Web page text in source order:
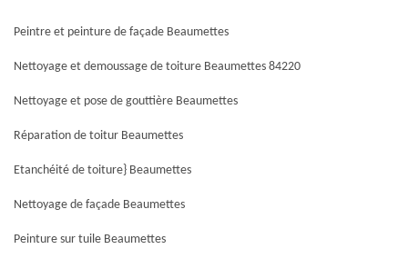
Peintre et peinture de façade Beaumettes
Nettoyage et demoussage de toiture Beaumettes 84220
Nettoyage et pose de gouttière Beaumettes
Réparation de toitur Beaumettes
Etanchéité de toiture} Beaumettes
Nettoyage de façade Beaumettes
Peinture sur tuile Beaumettes